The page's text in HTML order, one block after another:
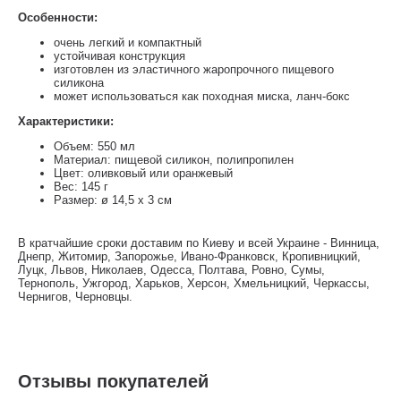
Особенности:
очень легкий и компактный
устойчивая конструкция
изготовлен из эластичного жаропрочного пищевого
силикона
может использоваться как походная миска, ланч-бокс
Характеристики:
Объем: 550 мл
Материал: пищевой силикон, полипропилен
Цвет: оливковый или оранжевый
Вес: 145 г
Размер: ø 14,5 х 3 см
В кратчайшие сроки доставим по Киеву и всей Украине - Винница,
Днепр, Житомир, Запорожье, Ивано-Франковск, Кропивницкий,
Луцк, Львов, Николаев, Одесса, Полтава, Ровно, Сумы,
Тернополь, Ужгород, Харьков, Херсон, Хмельницкий, Черкассы,
Чернигов, Черновцы.
Отзывы покупателей